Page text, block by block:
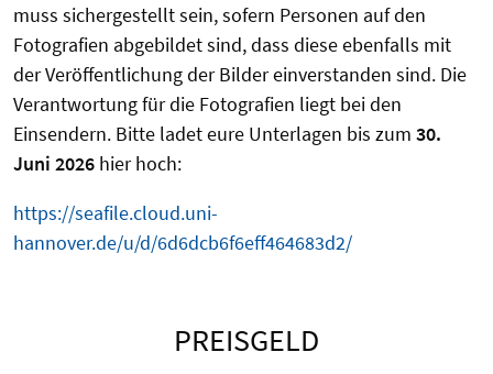
muss sichergestellt sein, sofern Personen auf den
Fotografien abgebildet sind, dass diese ebenfalls mit
der Veröffentlichung der Bilder einverstanden sind. Die
Verantwortung für die Fotografien liegt bei den
Einsendern. Bitte ladet eure Unterlagen bis zum 30.
Juni 2026 hier hoch:
https://seafile.cloud.uni-
hannover.de/u/d/6d6dcb6f6eff464683d2/
PREISGELD